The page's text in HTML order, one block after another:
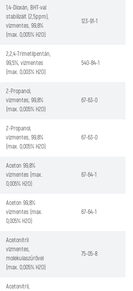
1,4-Dioxán, BHT-val
stabilizált (2,5ppm),
vízmentes, 99,8%
(max. 0,005% H2O)
123-91-1
2,2,4-Trimetilpentán,
99,5%, vízmentes
(max. 0,003% H2O)
540-84-1
2-Propanol,
vízmentes, 99,8%
(max. 0,005% H2O)
67-63-0
2-Propanol,
vízmentes, 99,8%
(max. 0,005% H2O)
67-63-0
Aceton 99,8%
vízmentes (max.
0,005% H2O)
67-64-1
Aceton 99,8%
vízmentes (max.
0,005% H2O)
67-64-1
Acetonitril
vízmentes,
molekulaszűrővel
(max. 0,005% H2O)
75-05-8
Acetonitril,